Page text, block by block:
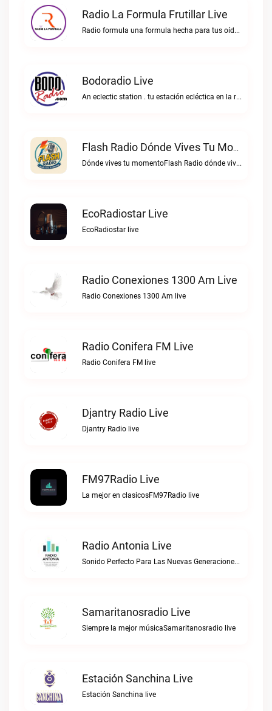
Radio La Formula Frutillar Live
Radio formula una formula hecha para tus oídos.Radio La Formula Frutillar live
Bodoradio Live
An eclectic station . tu estación ecléctica en la red."Bodoradio live
Flash Radio Dónde Vives Tu Momento Live
Dónde vives tu momentoFlash Radio dónde vives tu momento live
EcoRadiostar Live
EcoRadiostar live
Radio Conexiones 1300 Am Live
Radio Conexiones 1300 Am live
Radio Conifera FM Live
Radio Conifera FM live
Djantry Radio Live
Djantry Radio live
FM97Radio Live
La mejor en clasicosFM97Radio live
Radio Antonia Live
Sonido Perfecto Para Las Nuevas GeneracionesRadio Antonia live
Samaritanosradio Live
Siempre la mejor músicaSamaritanosradio live
Estación Sanchina Live
Estación Sanchina live